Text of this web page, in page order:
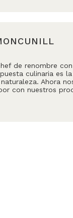
de renombre
culinaria es
Ahora
con nuestros